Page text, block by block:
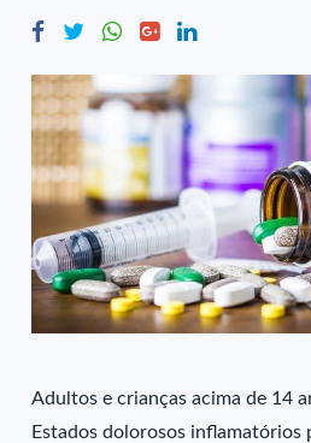
Adultos e crianças acima de 14
Estados dolorosos inflamatórios